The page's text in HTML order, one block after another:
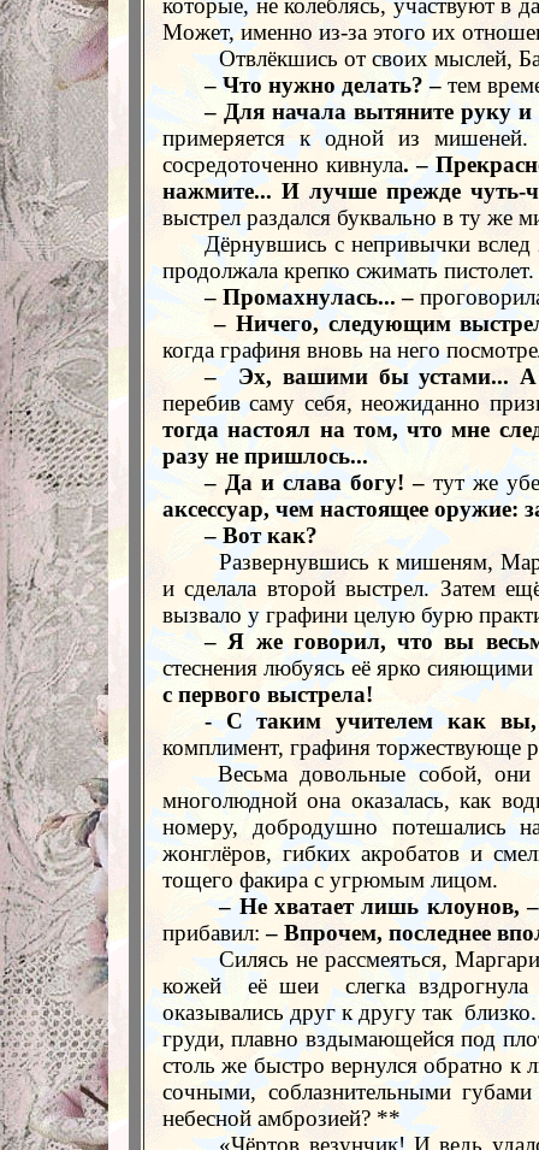
которые, не колеблясь, участвуют в
Может, именно из-за этого их
Отвлёкшись от своих мыслей,
– Что нужно делать? – тем
– Для начала вытяните руку и
примеряется к одной из
сосредоточенно кивнула. –
нажмите... И лучше прежде чуть-
выстрел раздался буквально в ту же
Дёрнувшись с непривычки вслед
продолжала крепко сжимать пистолет.
– Промахнулась... –
– Ничего, следующим
когда графиня вновь на него
–
Эх, вашими бы устами... А
перебив саму себя, неожиданно
тогда настоял на том, что мне
разу не пришлось...
– Да и слава богу! – тут же
аксессуар, чем настоящее оружие:
– Вот как?
Развернувшись к мишеням,
и сделала второй выстрел. Затем
вызвало у графини целую бурю
– Я же говорил, что вы
стеснения любуясь её ярко сияющими
с первого выстрела!
- С таким учителем как вы,
комплимент, графиня торжествующе
Весьма довольные собой, они
многолюдной она оказалась, как
номеру, добродушно потешались
жонглёров, гибких акробатов и
тощего факира с угрюмым лицом.
– Не хватает лишь клоунов, –
прибавил:– Впрочем, последнее
Силясь не рассмеяться,
кожей
её шеи
слегка
оказывались друг к другу так
груди, плавно вздымающейся под
столь же быстро вернулся обратно к
сочными, соблазнительными
небесной амброзией? **
«Чёртов везунчик! И ведь